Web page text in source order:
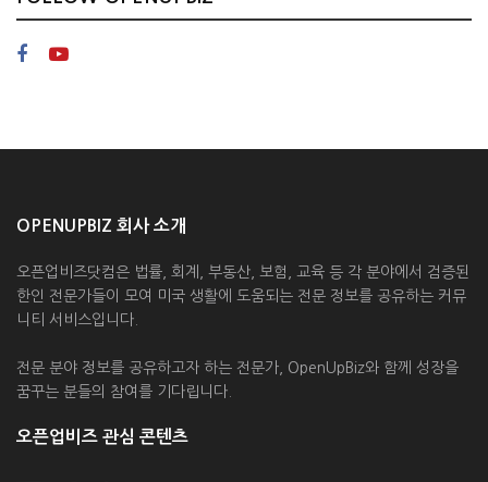
OPENUPBIZ 회사 소개
오픈업비즈닷컴은 법률, 회계, 부동산, 보험, 교육 등 각 분야에서 검증된
한인 전문가들이 모여 미국 생활에 도움되는 전문 정보를 공유하는 커뮤
니티 서비스입니다.
전문 분야 정보를 공유하고자 하는 전문가, OpenUpBiz와 함께 성장을
꿈꾸는 분들의 참여를 기다립니다.
오픈업비즈 관심 콘텐츠